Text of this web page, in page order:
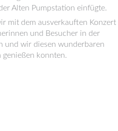
Alten Pumpstation einfügte.
mit dem ausverkauften Konzert
und Besucher in der
und wir diesen wunderbaren
genießen konnten.